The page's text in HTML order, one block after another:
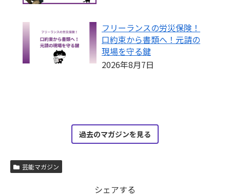
フリーランスの労災保険！
口約束から書類へ！元請の
現場を守る鍵
2026年8月7日
過去のマガジンを見る
芸能マガジン
シェアする